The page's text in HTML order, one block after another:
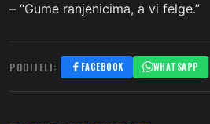
– “Gume ranjenicima, a vi felge.”
PODIJELI: FACEBOOK WHATSAPP